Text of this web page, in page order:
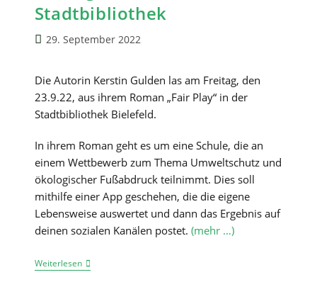
Stadtbibliothek
Beitrag
29. September 2022
Die Autorin Kerstin Gulden las am Freitag, den
23.9.22, aus ihrem Roman „Fair Play“ in der
Stadtbibliothek Bielefeld.
In ihrem Roman geht es um eine Schule, die an
einem Wettbewerb zum Thema Umweltschutz und
ökologischer Fußabdruck teilnimmt. Dies soll
mithilfe einer App geschehen, die die eigene
Lebensweise auswertet und dann das Ergebnis auf
deinen sozialen Kanälen postet. (mehr …)
Weiterlesen„Fair
Play“-